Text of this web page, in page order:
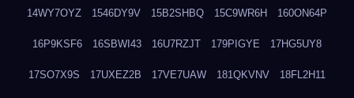
14WY7OYZ 1546DY9V 15B2SHBQ 15C9WR6H 160ON64P
16P9KSF6 16SBWI43 16U7RZJT 179PIGYE 17HG5UY8
17SO7X9S 17UXEZ2B 17VE7UAW 181QKVNV 18FL2H11